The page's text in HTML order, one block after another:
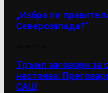
„Избра ли
Северозапада?“
Тръмп заговори за
настоява:
САЩ